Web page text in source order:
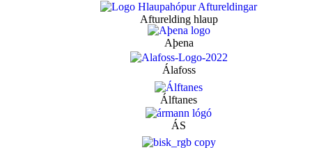
Afturelding hlaup
Aþena
Álafoss
Álftanes
ÁS